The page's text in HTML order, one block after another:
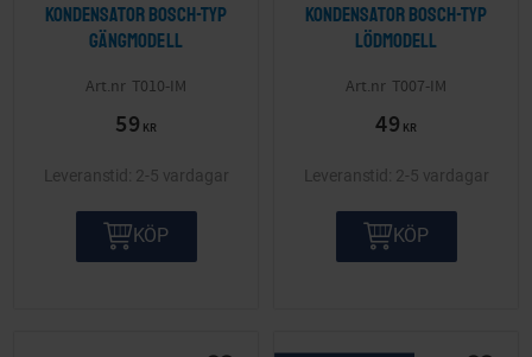
Kondensator Bosch-typ
gängmodell
T010-IM
59 KR
2-5 vardagar
KÖP
Kondensator Bosch-typ
lödmodell
T007-IM
49 KR
2-5 vardagar
KÖP